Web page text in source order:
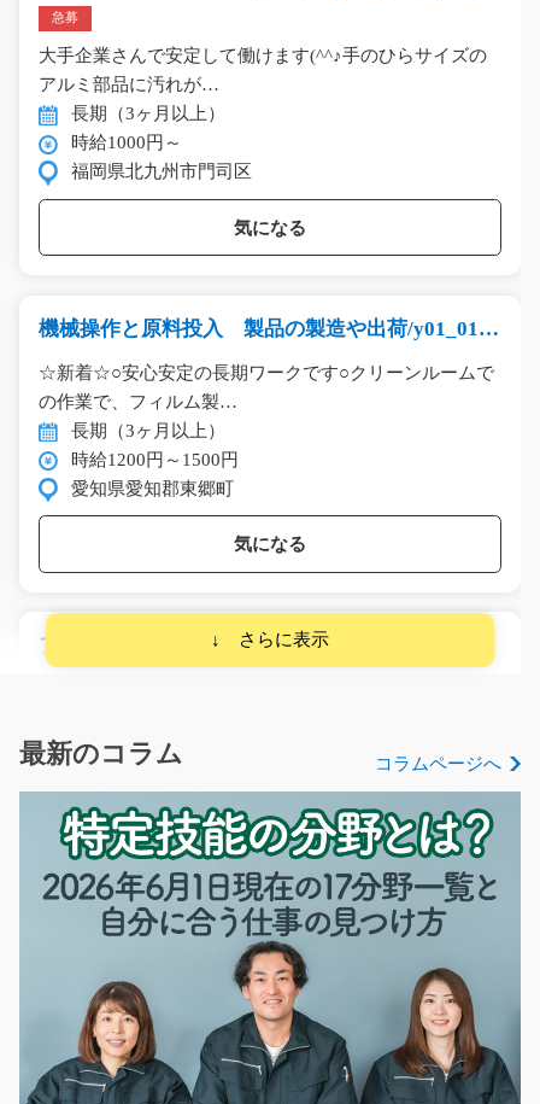
160
急募
大手企業さんで安定して働けます(^^♪手のひらサイズの
アルミ部品に汚れが…
長期（3ヶ月以上）
時給1000円～
福岡県北九州市門司区
気になる
機械操作と原料投入 製品の製造や出荷/y01_0119
☆新着☆○安心安定の長期ワークです○クリーンルームで
の作業で、フィルム製…
長期（3ヶ月以上）
時給1200円～1500円
愛知県愛知郡東郷町
気になる
プラスチック製品の検査/y03_00086
長期（3ヶ月以上）
佐賀県三養基郡基山町
気になる
電子部品を目で見てキズが無いかチェック/y04_00
駅チカで通勤もラクラク！！あなたの目が頼り！！勤務
時間が選べる＆土日…
長期（3ヶ月以上）
時給1050円
最新のコラム コラムページへ